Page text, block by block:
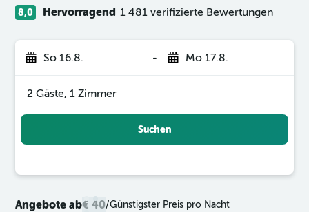
8,0 Hervorragend 1 481 verifizierte Bewertungen
So 16.8. - Mo 17.8.
2 Gäste, 1 Zimmer
Suchen
Angebote ab€ 40/Günstigster Preis pro Nacht